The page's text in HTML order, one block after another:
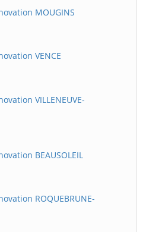
MOUGINS
VENCE
VILLENEUVE-
BEAUSOLEIL
ROQUEBRUNE-